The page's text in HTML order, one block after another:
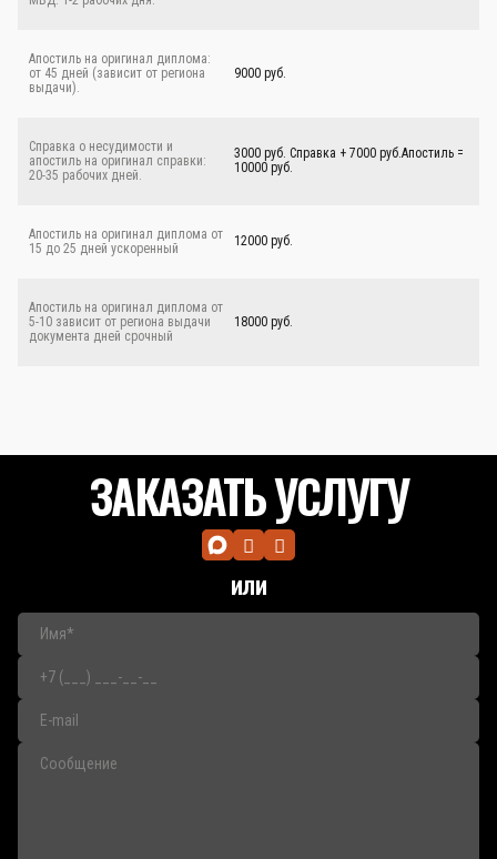
Апостиль на оригинал диплома:
от 45 дней (зависит от региона
выдачи).
9000 руб.
Справка о несудимости и
апостиль на оригинал справки:
20-35 рабочих дней.
3000 руб. Справка + 7000 руб.Апостиль =
10000 руб.
Апостиль на оригинал диплома от
15 до 25 дней ускоренный
12000 руб.
Апостиль на оригинал диплома от
5-10 зависит от региона выдачи
документа дней срочный
18000 руб.
ЗАКАЗАТЬ УСЛУГУ
или